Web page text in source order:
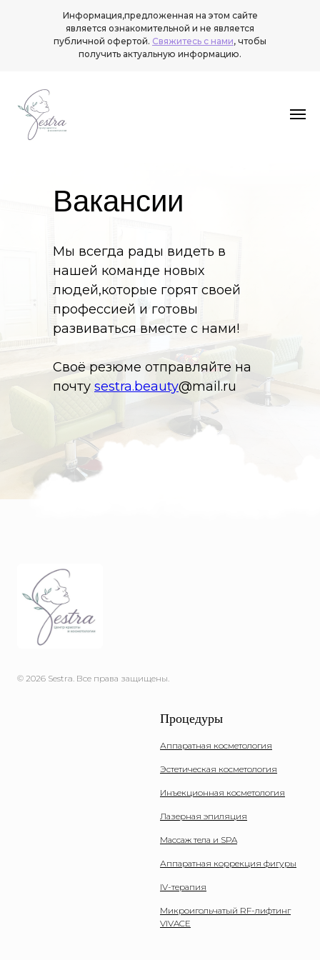
Информация,предложенная на этом сайте
является ознакомительной и не является
публичной офертой. Свяжитесь с нами, чтобы
получить актуальную информацию.
Вакансии
Мы всегда рады видеть в
нашей команде новых
людей,которые горят своей
профессией и готовы
развиваться вместе с нами!
Своё резюме отправляйте на
почту sestra.beauty@mail.ru
© 2026 Sestra. Все права защищены.
Процедуры
Аппаратная косметология
Эстетическая косметология
Инъекционная косметология
Лазерная эпиляция
Массаж тела и SPA
Аппаратная коррекция фигуры
IV-терапия
Микроигольчатый RF-лифтинг
VIVACE